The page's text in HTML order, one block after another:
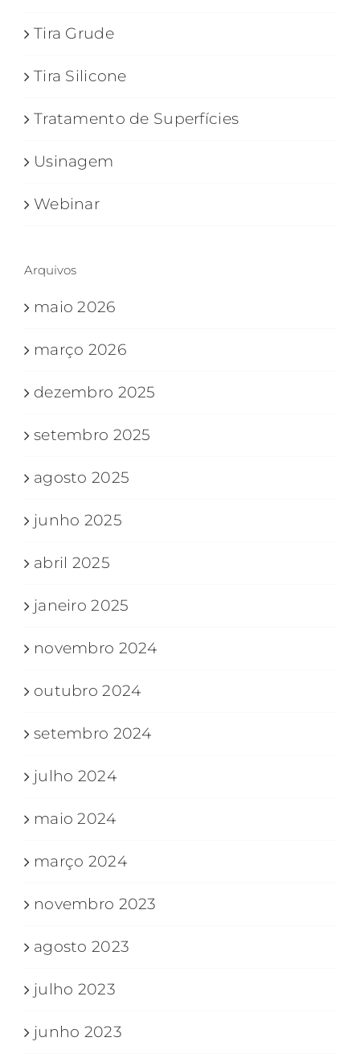
Tira Grude
Tira Silicone
Tratamento de Superfícies
Usinagem
Webinar
Arquivos
maio 2026
março 2026
dezembro 2025
setembro 2025
agosto 2025
junho 2025
abril 2025
janeiro 2025
novembro 2024
outubro 2024
setembro 2024
julho 2024
maio 2024
março 2024
novembro 2023
agosto 2023
julho 2023
junho 2023